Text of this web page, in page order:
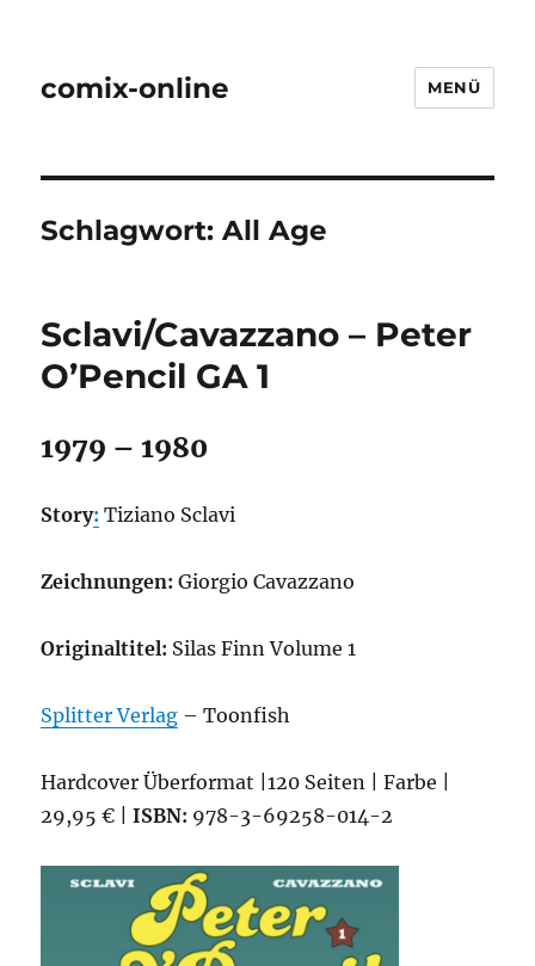
comix-online MENÜ
Schlagwort:All Age
Sclavi/Cavazzano – Peter
O’Pencil GA 1
1979 – 1980
Story: Tiziano Sclavi
Zeichnungen:Giorgio Cavazzano
Originaltitel: Silas Finn Volume 1
Splitter Verlag – Toonfish
Hardcover Überformat |120 Seiten | Farbe |
29,95 € |ISBN: 978-3-69258-014-2